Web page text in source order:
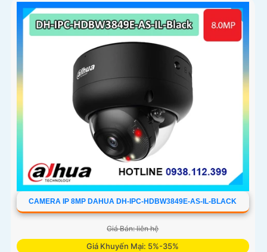
CAMERA IP 8MP DAHUA DH-IPC-HDBW3849E-AS-IL-BLACK
Giá Bán: liên hệ
Giá Khuyến Mại: 5%-35%